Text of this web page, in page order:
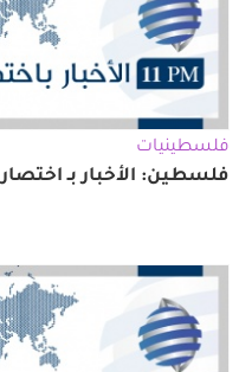
فلسطينيات
فلسطين: الأخبار بـ اختصار